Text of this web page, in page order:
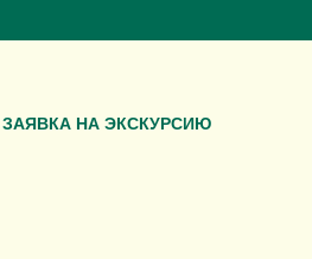
ЗАЯВКА НА ЭКСКУРСИЮ